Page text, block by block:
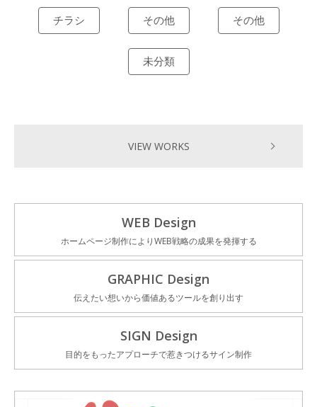
チラシ その他 その他
未分類
VIEW WORKS
WEB Design
ホームページ制作によりWEB戦略の成果を発揮する
GRAPHIC Design
伝えたい想いから価値あるツールを創り出す
SIGN Design
目的をもったアプローチで惹きつけるサイン制作